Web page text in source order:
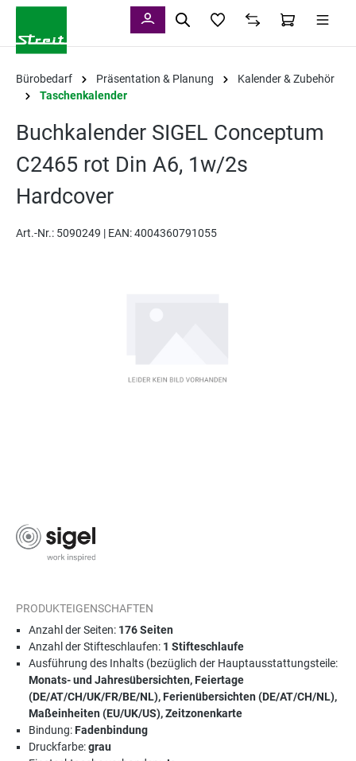
Bürobedarf Präsentation & Planung
Kalender & Zubehör
Taschenkalender
Buchkalender SIGEL Conceptum
C2465 rot Din A6, 1w/2s
Hardcover
Art.-Nr.: 5090249 | EAN: 4004360791055
PRODUKTEIGENSCHAFTEN
Anzahl der Seiten: 176 Seiten
Anzahl der Stifteschlaufen: 1 Stifteschlaufe
Ausführung des Inhalts (bezüglich der Hauptausstattungsteile:
Monats- und Jahresübersichten, Feiertage
(DE/AT/CH/UK/FR/BE/NL), Ferienübersichten (DE/AT/CH/NL),
Maßeinheiten (EU/UK/US), Zeitzonenkarte
Bindung:Fadenbindung
Druckfarbe:grau